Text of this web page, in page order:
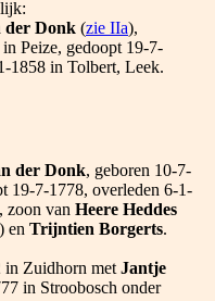
der Donk (zie IIa),
Peize, gedoopt 19-7-
1858 in Tolbert, Leek.
der Donk, geboren 10-7-
19-7-1778, overleden 6-1-
zoon van Heere Heddes
) en Trijntien Borgerts.
in Zuidhorn met Jantje
in Stroobosch onder